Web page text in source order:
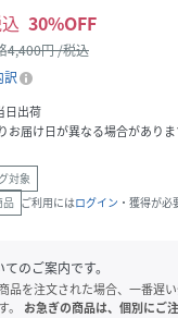
30%OFF
4,400円 /税込
訳
日出荷
届け日が異なる場合がありま
対象
品 ご利用にはログイン ・獲得が必
のご案内です。
品を注文された場合、一番遅
お急ぎの商品は、個別にご